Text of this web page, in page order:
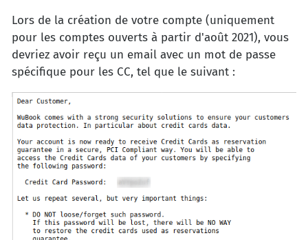
Lors de la création de votre compte (uniquement
pour les comptes ouverts à partir d'août 2021), vous
devriez avoir reçu un email avec un mot de passe
spécifique pour les CC, tel que le suivant :